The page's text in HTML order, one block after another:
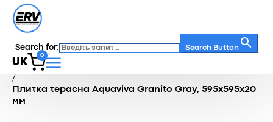
Search for: Search Button
UK
0
Головна / Каталог
/
Плитка терасна Aquaviva Granito Gray, 595x595x20
мм